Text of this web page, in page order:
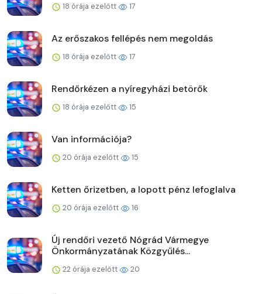
18 órája ezelőtt 17
Az erőszakos fellépés nem megoldás
18 órája ezelőtt 17
Rendőrkézen a nyíregyházi betörők
18 órája ezelőtt 15
Van információja?
20 órája ezelőtt 15
Ketten őrizetben, a lopott pénz lefoglalva
20 órája ezelőtt 16
Új rendőri vezető Nógrád Vármegye
Önkormányzatának Közgyűlés...
22 órája ezelőtt 20